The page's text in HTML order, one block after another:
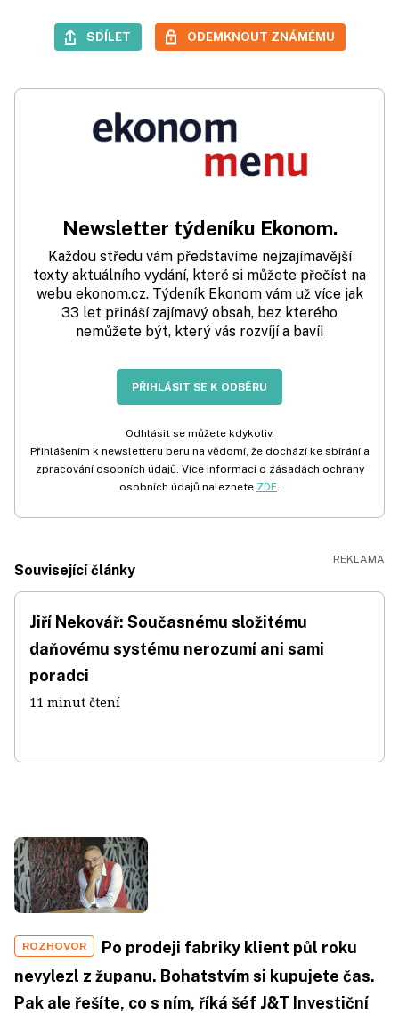
SDÍLET ODEMKNOUT ZNÁMÉMU
Newsletter týdeníku Ekonom.
Každou středu vám představíme nejzajímavější
texty aktuálního vydání, které si můžete přečíst na
webu ekonom.cz. Týdeník Ekonom vám už více jak
33 let přináší zajímavý obsah, bez kterého
nemůžete být, který vás rozvíjí a baví!
PŘIHLÁSIT SE K ODBĚRU
Odhlásit se můžete kdykoliv.
Přihlášením k newsletteru beru na vědomí, že dochází ke sbírání a
zpracování osobních údajů. Více informací o zásadách ochrany
osobních údajů naleznete ZDE.
Související články
Jiří Nekovář: Současnému složitému
daňovému systému nerozumí ani sami
poradci
11 minut čtení
ROZHOVOR
Po prodeji fabriky klient půl roku
nevylezl z županu. Bohatstvím si kupujete čas.
Pak ale řešíte, co s ním, říká šéf J&T Investiční